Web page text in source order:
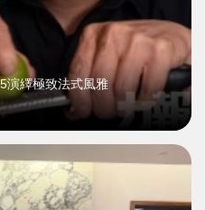
演繹極致法式風雅